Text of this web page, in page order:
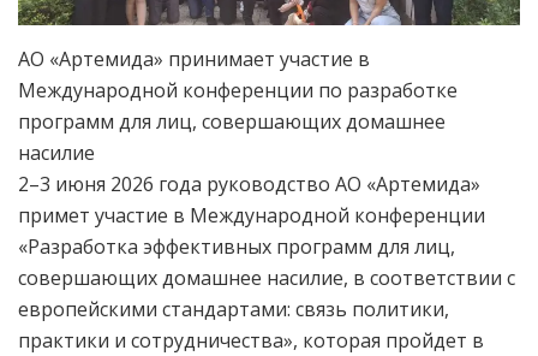
АО «Артемида» принимает участие в
Международной конференции по разработке
программ для лиц, совершающих домашнее
насилие
2–3 июня 2026 года руководство АО «Артемида»
примет участие в Международной конференции
«Разработка эффективных программ для лиц,
совершающих домашнее насилие, в соответствии с
европейскими стандартами: связь политики,
практики и сотрудничества», которая пройдет в